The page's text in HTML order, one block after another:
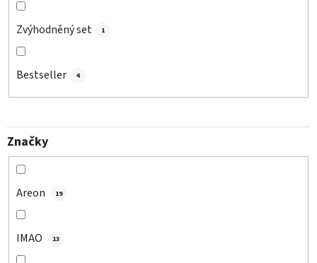
Zvýhodněný set 1
Bestseller 4
Značky
Areon 19
IMAO 13